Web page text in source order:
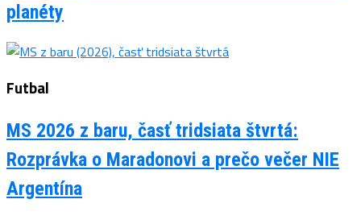
planéty
Futbal
MS 2026 z baru, časť tridsiata štvrtá:
Rozprávka o Maradonovi a prečo večer NIE
Argentína